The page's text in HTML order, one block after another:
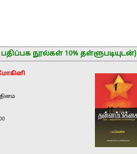
நூல்கள் 10% தள்ளுபடியுடன்)